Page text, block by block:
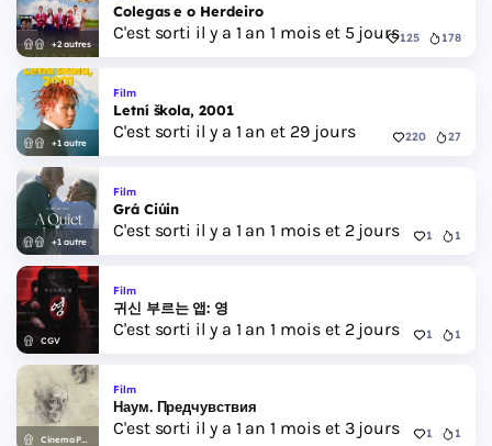
+2 autres
Colegas e o Herdeiro
C'est sorti il y a 1 an 1 mois et 5 jours125 178
+1 autre
Film
Letní škola, 2001
C'est sorti il y a 1 an et 29 jours 220 27
+1 autre
Film
Grá Ciúin
C'est sorti il y a 1 an 1 mois et 2 jours 1 1
CGV
Film
귀신 부르는 앱: 영
C'est sorti il y a 1 an 1 mois et 2 jours 1 1
Cinema Park
Film
Наум. Предчувствия
C'est sorti il y a 1 an 1 mois et 3 jours 1 1